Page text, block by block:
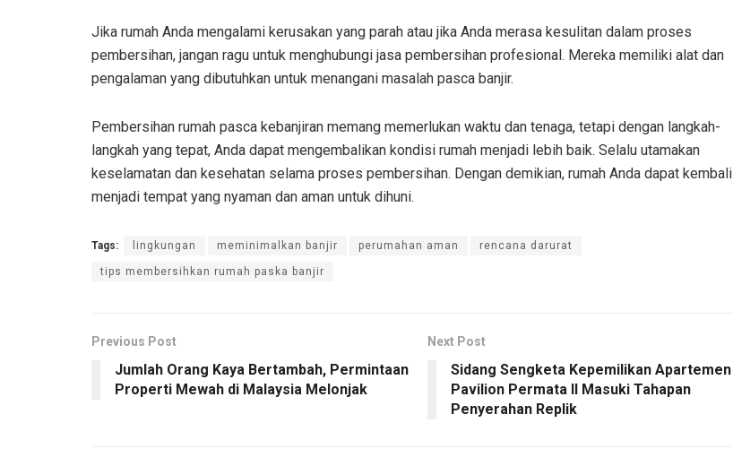
Jika rumah Anda mengalami kerusakan yang parah atau jika Anda merasa kesulitan dalam proses
pembersihan, jangan ragu untuk menghubungi jasa pembersihan profesional. Mereka memiliki alat dan
pengalaman yang dibutuhkan untuk menangani masalah pasca banjir.
Pembersihan rumah pasca kebanjiran memang memerlukan waktu dan tenaga, tetapi dengan langkah-
langkah yang tepat, Anda dapat mengembalikan kondisi rumah menjadi lebih baik. Selalu utamakan
keselamatan dan kesehatan selama proses pembersihan. Dengan demikian, rumah Anda dapat kembali
menjadi tempat yang nyaman dan aman untuk dihuni.
Tags: lingkungan meminimalkan banjir perumahan aman rencana darurat
tips membersihkan rumah paska banjir
Previous Post
Jumlah Orang Kaya Bertambah, Permintaan
Properti Mewah di Malaysia Melonjak
Next Post
Sidang Sengketa Kepemilikan Apartemen
Pavilion Permata II Masuki Tahapan
Penyerahan Replik